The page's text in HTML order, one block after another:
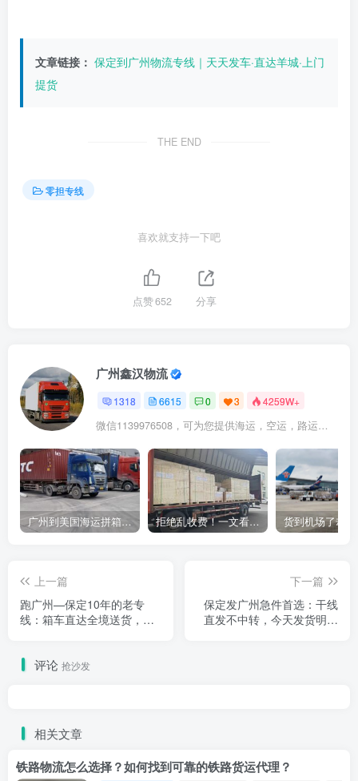
文章链接： 保定到广州物流专线｜天天发车·直达羊城·上门
提货
THE END
零担专线
喜欢就支持一下吧
点赞652 分享
广州鑫汉物流
1318 6615 0 3 4259W+
微信1139976508，可为您提供海运，空运，路运，铁路运输
广州到美国海运拼箱多少钱？2024年最新运费构成+隐藏费用避坑指南 拒绝乱收费！一文看懂中国货代计费套路，教你避开所有隐形坑
上一篇
跑广州—保定10年的老专
线：箱车直达全境送货，人
下一篇
保定发广州急件首选：干线
直发不中转，今天发货明天
评论 抢沙发
相关文章
铁路物流怎么选择？如何找到可靠的铁路货运代理？